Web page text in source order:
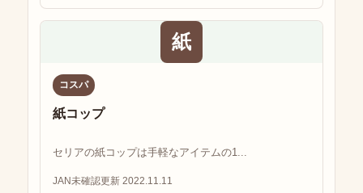
紙
コスパ
紙コップ
セリアの紙コップは手軽なアイテムの1...
JAN未確認更新 2022.11.11